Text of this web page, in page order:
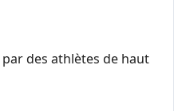
des athlètes de haut